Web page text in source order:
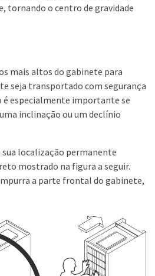
tornando o centro de gravidade
mais altos do gabinete para
seja transportado com segurança
é especialmente importante se
inclinação ou um declínio
sua localização permanente
mostrado na figura a seguir.
a parte frontal do gabinete,